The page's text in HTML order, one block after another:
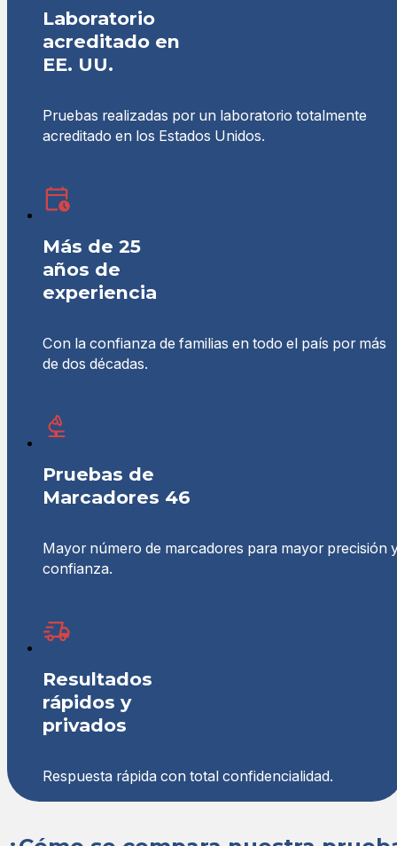
Laboratorio
acreditado en
EE. UU.
Pruebas realizadas por un laboratorio totalmente
acreditado en los Estados Unidos.
Más de 25
años de
experiencia
Con la confianza de familias en todo el país por más
de dos décadas.
Pruebas de
Marcadores 46
Mayor número de marcadores para mayor precisión
confianza.
Resultados
rápidos y
privados
Respuesta rápida con total confidencialidad.